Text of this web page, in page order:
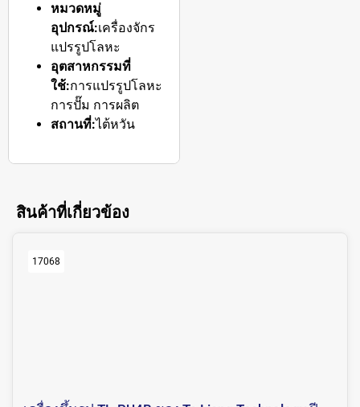
หมวดหมู่
อุปกรณ์:เครื่องจักร
แปรรูปโลหะ
อุตสาหกรรมที่
ใช้:การแปรรูปโลหะ
การปั๊ม การผลิต
สถานที่:ไต้หวัน
สินค้าที่เกี่ยวข้อง
17068